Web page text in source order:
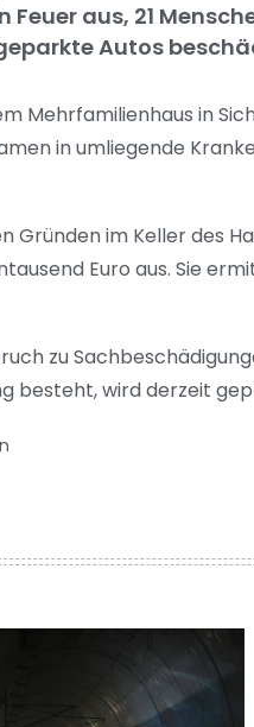
aus, 21
Autos
Mehrfamilienhaus in
in umliegende
im Keller des
Euro aus. Sie
zu
besteht, wird derzeit